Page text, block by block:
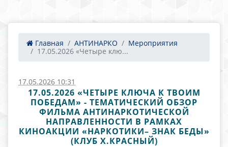
Главная АНТИНАРКО
Мероприятия
17.05.2026 «Четыре клю...
17.05.2026 10:31
17.05.2026 «ЧЕТЫРЕ КЛЮЧА К ТВОИМ
ПОБЕДАМ» - ТЕМАТИЧЕСКИЙ ОБЗОР
ФИЛЬМА АНТИНАРКОТИЧЕСКОЙ
НАПРАВЛЕННОСТИ В РАМКАХ
КИНОАКЦИИ «НАРКОТИКИ– ЗНАК БЕДЫ»
(КЛУБ Х.КРАСНЫЙ)